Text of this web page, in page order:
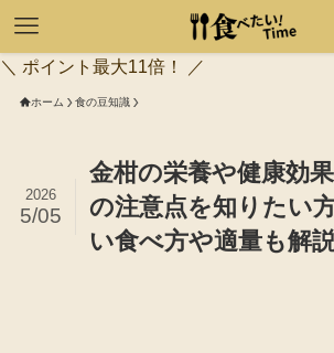
＼ ポイント最大11倍！ ／
ホーム 食の豆知識
金柑の栄養や健康効
の注意点を知りたい
い食べ方や適量も解
2026
5/05